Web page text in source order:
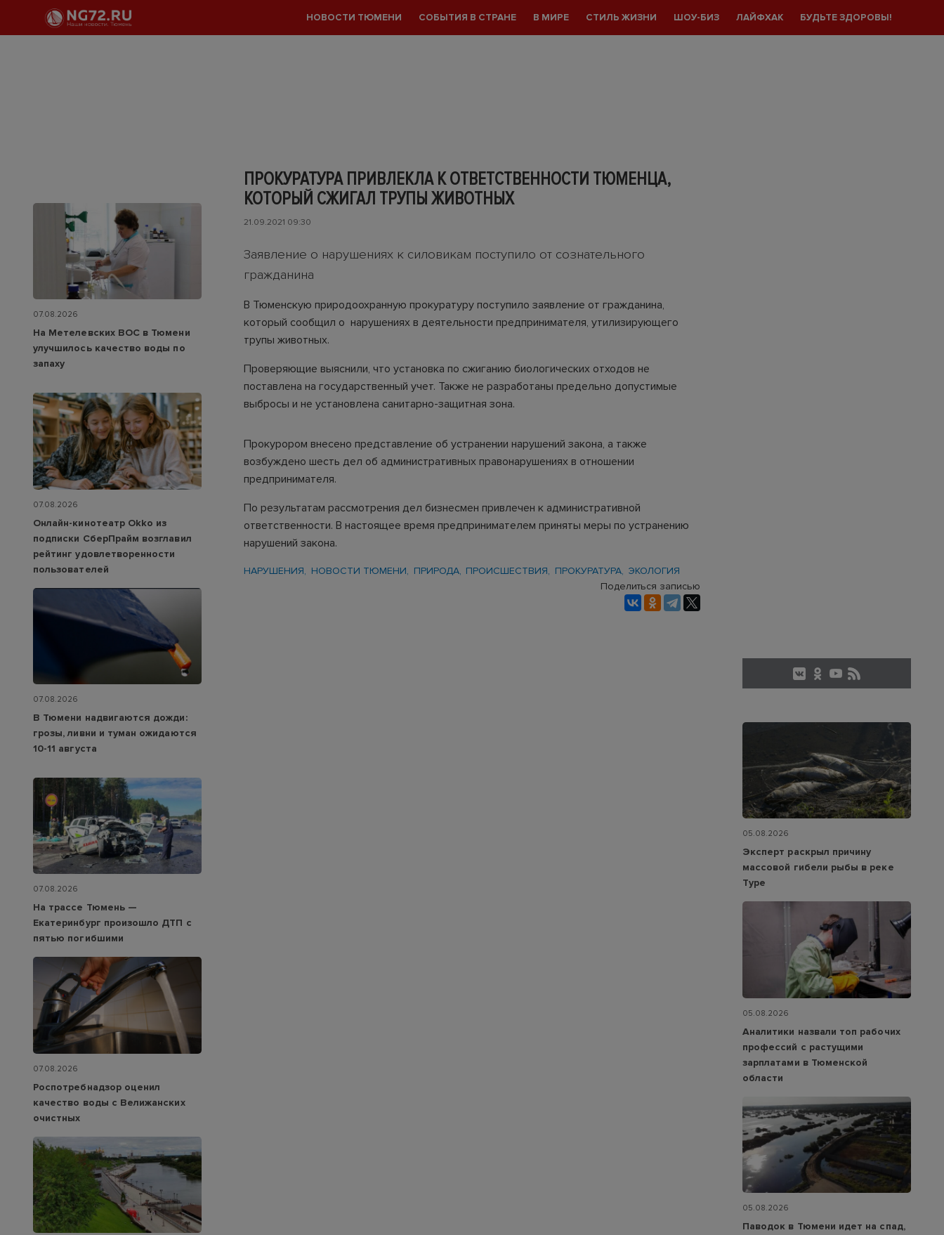
НОВОСТИ ТЮМЕНИ СОБЫТИЯ В СТРАНЕ В МИРЕ СТИЛЬ ЖИЗНИ ШОУ-БИЗ ЛАЙФХАК БУДЬТЕ ЗДОРОВЫ!
ПРОКУРАТУРА ПРИВЛЕКЛА К ОТВЕТСТВЕННОСТИ ТЮМЕНЦА,
КОТОРЫЙ СЖИГАЛ ТРУПЫ ЖИВОТНЫХ
21.09.2021 09:30
Заявление о нарушениях к силовикам поступило от сознательного
гражданина
В Тюменскую природоохранную прокуратуру поступило заявление от гражданина,
который сообщил о нарушениях в деятельности предпринимателя, утилизирующего
трупы животных.
Проверяющие выяснили, что установка по сжиганию биологических отходов не
поставлена на государственный учет. Также не разработаны предельно допустимые
выбросы и не установлена санитарно-защитная зона.
Прокурором внесено представление об устранении нарушений закона, а также
возбуждено шесть дел об административных правонарушениях в отношении
предпринимателя.
По результатам рассмотрения дел бизнесмен привлечен к административной
ответственности. В настоящее время предпринимателем приняты меры по устранению
нарушений закона.
НАРУШЕНИЯ НОВОСТИ ТЮМЕНИ ПРИРОДА ПРОИСШЕСТВИЯ ПРОКУРАТУРА ЭКОЛОГИЯ
Поделиться записью
07.08.2026
На Метелевских ВОС в Тюмени
улучшилось качество воды по
запаху
07.08.2026
Онлайн-кинотеатр Okko из
подписки СберПрайм возглавил
рейтинг удовлетворенности
пользователей
07.08.2026
В Тюмени надвигаются дожди:
грозы, ливни и туман ожидаются
10-11 августа
07.08.2026
На трассе Тюмень —
Екатеринбург произошло ДТП с
пятью погибшими
07.08.2026
Роспотребнадзор оценил
качество воды с Велижанских
очистных
05.08.2026
Эксперт раскрыл причину
массовой гибели рыбы в реке
Туре
05.08.2026
Аналитики назвали топ рабочих
профессий с растущими
зарплатами в Тюменской
области
05.08.2026
Паводок в Тюмени идет на спад,